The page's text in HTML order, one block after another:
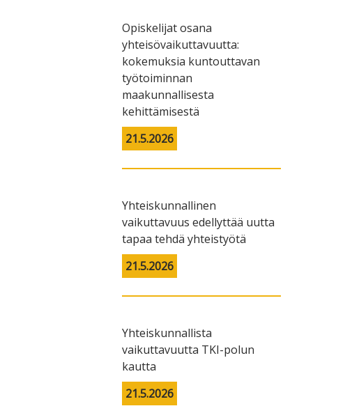
Opiskelijat osana
yhteisövaikuttavuutta:
kokemuksia kuntouttavan
työtoiminnan
maakunnallisesta
kehittämisestä
21.5.2026
Yhteiskunnallinen
vaikuttavuus edellyttää uutta
tapaa tehdä yhteistyötä
21.5.2026
Yhteiskunnallista
vaikuttavuutta TKI-polun
kautta
21.5.2026